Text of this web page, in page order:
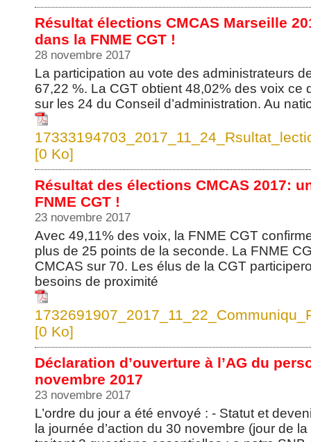
Résultat élections CMCAS Marseille
dans la FNME CGT !
28 novembre 2017
La participation au vote des administrateurs
67,22 %. La CGT obtient 48,02% des voix ce
sur les 24 du Conseil d’administration. Au
[0 Ko]
Résultat des élections CMCAS 2017:
FNME CGT !
23 novembre 2017
Avec 49,11% des voix, la FNME CGT
plus de 25 points de la seconde. La FNME
CMCAS sur 70. Les élus de la CGT
besoins de proximité
[0 Ko]
Déclaration d’ouverture à l’AG du
novembre 2017
23 novembre 2017
L’ordre du jour a été envoyé : - Statut et
la journée d’action du 30 novembre (jour de